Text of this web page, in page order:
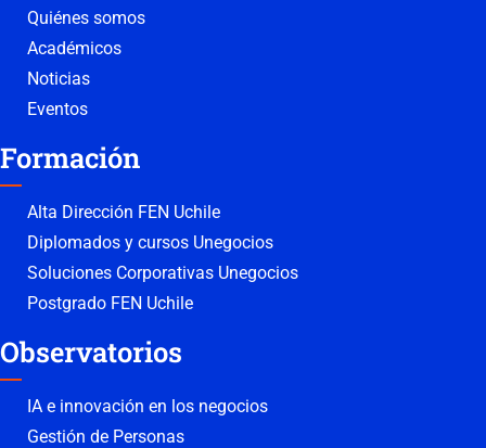
Quiénes somos
Académicos
Noticias
Eventos
Formación
Alta Dirección FEN Uchile
Diplomados y cursos Unegocios
Soluciones Corporativas Unegocios
Postgrado FEN Uchile
Observatorios
IA e innovación en los negocios
Gestión de Personas